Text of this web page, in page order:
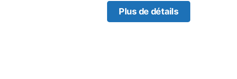
Plus de détails